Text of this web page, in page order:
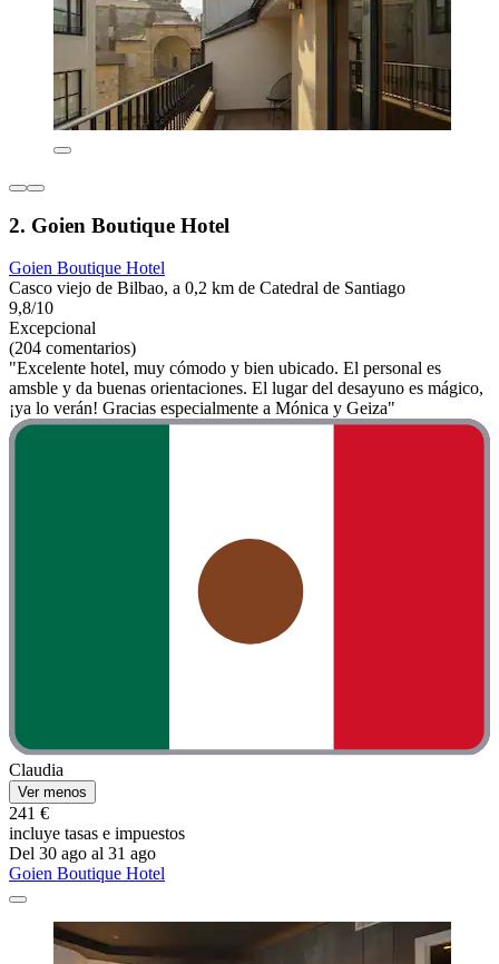
2. Goien Boutique Hotel
Goien Boutique Hotel
Casco viejo de Bilbao, a 0,2 km de Catedral de Santiago
9,8/10
Excepcional
(204 comentarios)
"Excelente hotel, muy cómodo y bien ubicado. El personal es
amsble y da buenas orientaciones. El lugar del desayuno es mágico,
¡ya lo verán! Gracias especialmente a Mónica y Geiza"
Claudia
Ver menos
241 €
incluye tasas e impuestos
Del 30 ago al 31 ago
Goien Boutique Hotel